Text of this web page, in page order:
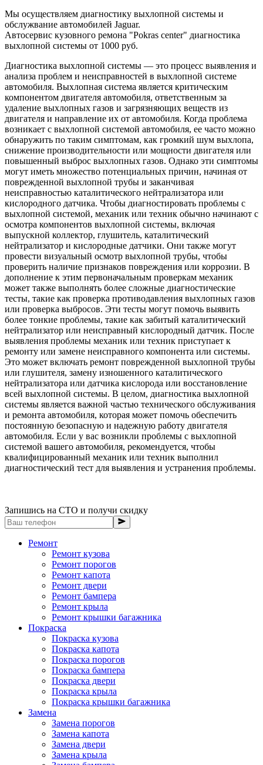
Мы осуществляем диагностику выхлопной системы и
обслужвание автомобилей Jaguar.
Автосервис кузовного ремона "Pokras center" диагностика
выхлопной системы от 1000 руб.
Диагностика выхлопной системы — это процесс выявления и
анализа проблем и неисправностей в выхлопной системе
автомобиля. Выхлопная система является критическим
компонентом двигателя автомобиля, ответственным за
удаление выхлопных газов и загрязняющих веществ из
двигателя и направление их от автомобиля. Когда проблема
возникает с выхлопной системой автомобиля, ее часто можно
обнаружить по таким симптомам, как громкий шум выхлопа,
снижение производительности или мощности двигателя или
повышенный выброс выхлопных газов. Однако эти симптомы
могут иметь множество потенциальных причин, начиная от
поврежденной выхлопной трубы и заканчивая
неисправностью каталитического нейтрализатора или
кислородного датчика. Чтобы диагностировать проблемы с
выхлопной системой, механик или техник обычно начинают с
осмотра компонентов выхлопной системы, включая
выпускной коллектор, глушитель, каталитический
нейтрализатор и кислородные датчики. Они также могут
провести визуальный осмотр выхлопной трубы, чтобы
проверить наличие признаков повреждения или коррозии. В
дополнение к этим первоначальным проверкам механик
может также выполнять более сложные диагностические
тесты, такие как проверка противодавления выхлопных газов
или проверка выбросов. Эти тесты могут помочь выявить
более тонкие проблемы, такие как забитый каталитический
нейтрализатор или неисправный кислородный датчик. После
выявления проблемы механик или техник приступает к
ремонту или замене неисправного компонента или системы.
Это может включать ремонт поврежденной выхлопной трубы
или глушителя, замену изношенного каталитического
нейтрализатора или датчика кислорода или восстановление
всей выхлопной системы. В целом, диагностика выхлопной
системы является важной частью технического обслуживания
и ремонта автомобиля, которая может помочь обеспечить
постоянную безопасную и надежную работу двигателя
автомобиля. Если у вас возникли проблемы с выхлопной
системой вашего автомобиля, рекомендуется, чтобы
квалифицированный механик или техник выполнил
диагностический тест для выявления и устранения проблемы.
Запишись на СТО и получи скидку
Ремонт
Ремонт кузова
Ремонт порогов
Ремонт капота
Ремонт двери
Ремонт бампера
Ремонт крыла
Ремонт крышки багажника
Покраска
Покраска кузова
Покраска капота
Покраска порогов
Покраска бампера
Покраска двери
Покраска крыла
Покраска крышки багажника
Замена
Замена порогов
Замена капота
Замена двери
Замена крыла